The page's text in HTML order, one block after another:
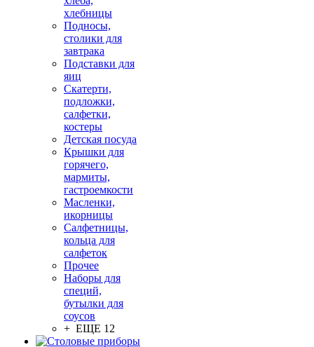
хлебницы
Подносы,
столики для
завтрака
Подставки для
яиц
Скатерти,
подложки,
салфетки,
костеры
Детская посуда
Крышки для
горячего,
мармиты,
гастроемкости
Масленки,
икорницы
Салфетницы,
кольца для
салфеток
Прочее
Наборы для
специй,
бутылки для
соусов
+ ЕЩЕ 12